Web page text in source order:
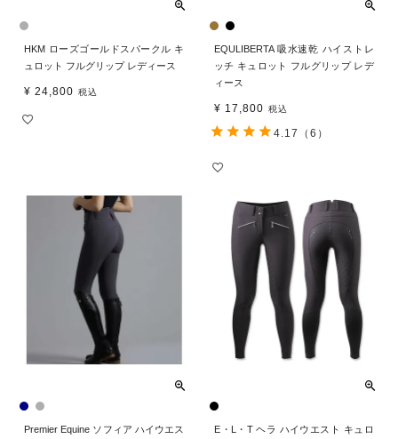
HKM ローズゴールドスパークル キ
ュロット フルグリップ レディース
¥ 24,800 税込
EQULIBERTA 吸水速乾 ハイストレ
ッチ キュロット フルグリップ レデ
ィース
¥ 17,800 税込
4.17 （6）
Premier Equine ソフィア ハイウエス
E・L・T ヘラ ハイウエスト キュロ